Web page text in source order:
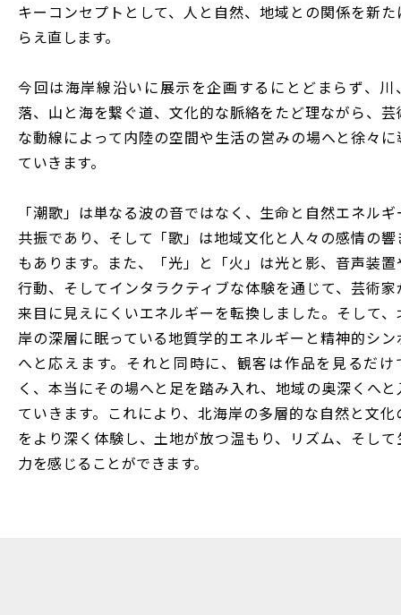
キーコンセプトとして、人と自然、地域との関係を新た
らえ直します。
今回は海岸線沿いに展示を企画するにとどまらず、川
落、山と海を繋ぐ道、文化的な脈絡をたど理ながら、芸
な動線によって内陸の空間や生活の営みの場へと徐々に
ていきます。
「潮歌」は単なる波の音ではなく、生命と自然エネルギ
共振であり、そして「歌」は地域文化と人々の感情の響
もあります。また、「光」と「火」は光と影、音声装置
行動、そしてインタラクティブな体験を通じて、芸術家
来目に見えにくいエネルギーを転換しました。そして、
岸の深層に眠っている地質学的エネルギーと精神的シン
へと応えます。それと同時に、観客は作品を見るだけ
く、本当にその場へと足を踏み入れ、地域の奥深くへと
ていきます。これにより、北海岸の多層的な自然と文化
をより深く体験し、土地が放つ温もり、リズム、そして
力を感じることができます。